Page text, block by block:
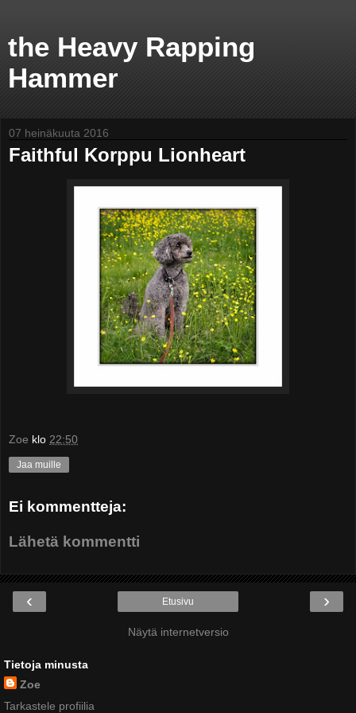
the Heavy Rapping
Hammer
07 heinäkuuta 2016
Faithful Korppu Lionheart
Zoe klo 22:50
Jaa muille
Ei kommentteja:
Lähetä kommentti
‹ ›
Etusivu
Näytä internetversio
Tietoja minusta
Zoe
Tarkastele profiilia